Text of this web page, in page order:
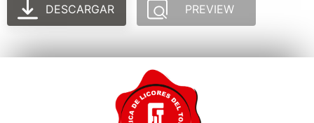
DESCARGAR PREVIEW